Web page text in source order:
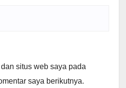
situs web saya pada
saya berikutnya.